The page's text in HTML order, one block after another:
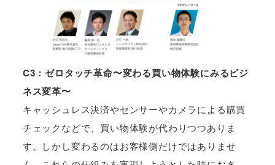
C3：ゼロタッチ革命〜変わる買い物体験にみるビジ
ネス変革〜
キャッシュレス決済やセンサーやカメラによる購買
チェックなどで、買い物体験が代わりつつありま
す。しかし変わるのはお客様側だけではありませ